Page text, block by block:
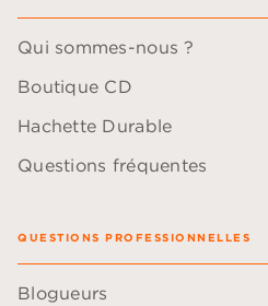
Qui sommes-nous ?
Boutique CD
Hachette Durable
Questions fréquentes
QUESTIONS PROFESSIONNELLES
Blogueurs